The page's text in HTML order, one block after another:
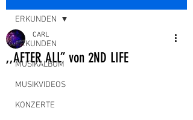
ERKUNDEN
MUSIKALBUM
MUSIKVIDEOS
KONZERTE
ERKUNDEN
,,AFTER ALL” von 2ND LIFE
CARL